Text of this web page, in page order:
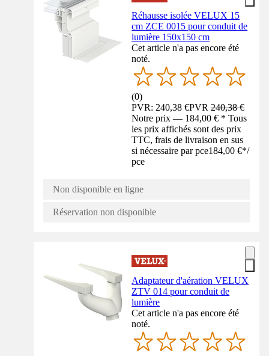
Réhausse isolée VELUX 15
cm ZCE 0015 pour conduit de
lumière 150x150 cm
Cet article n'a pas encore été
noté.
(0)
PVR: 240,38 €PVR240,38 €
Notre prix — 184,00 € * Tous
les prix affichés sont des prix
TTC, frais de livraison en sus
si nécessaire par pce184,00 €*/
pce
Non disponible en ligne
Réservation non disponible
Adaptateur d'aération VELUX
ZTV 014 pour conduit de
lumière
Cet article n'a pas encore été
noté.